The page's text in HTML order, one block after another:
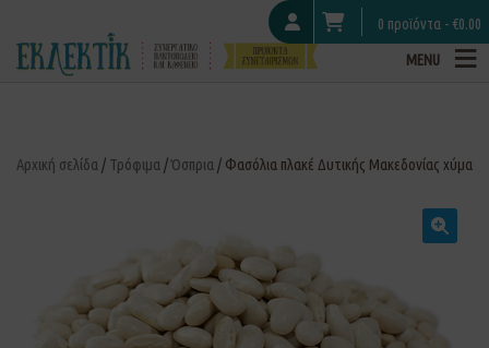
0 προϊόντα - €0.00
MENU
Αρχική σελίδα / Τρόφιμα /Όσπρια / Φασόλια πλακέ Δυτικής Μακεδονίας χύμα